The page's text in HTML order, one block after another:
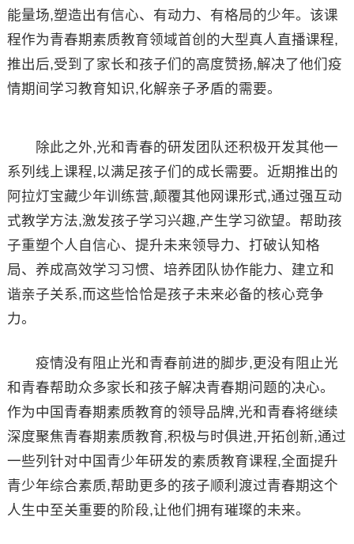
能量场,塑造出有信心、有动力、有格局的少年。该课
程作为青春期素质教育领域首创的大型真人直播课程,
推出后,受到了家长和孩子们的高度赞扬,解决了他们疫
情期间学习教育知识,化解亲子矛盾的需要。
除此之外,光和青春的研发团队还积极开发其他一
系列线上课程,以满足孩子们的成长需要。近期推出的
阿拉灯宝藏少年训练营,颠覆其他网课形式,通过强互动
式教学方法,激发孩子学习兴趣,产生学习欲望。帮助孩
子重塑个人自信心、提升未来领导力、打破认知格
局、养成高效学习习惯、培养团队协作能力、建立和
谐亲子关系,而这些恰恰是孩子未来必备的核心竞争
力。
疫情没有阻止光和青春前进的脚步,更没有阻止光
和青春帮助众多家长和孩子解决青春期问题的决心。
作为中国青春期素质教育的领导品牌,光和青春将继续
深度聚焦青春期素质教育,积极与时俱进,开拓创新,通过
一些列针对中国青少年研发的素质教育课程,全面提升
青少年综合素质,帮助更多的孩子顺利渡过青春期这个
人生中至关重要的阶段,让他们拥有璀璨的未来。